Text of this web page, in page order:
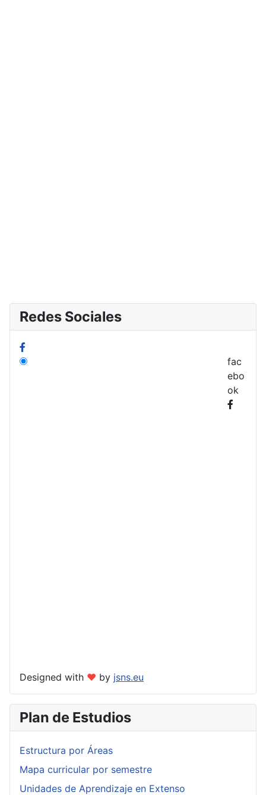
Redes Sociales
fac
ebo
ok
Designed with ❤ by jsns.eu
Plan de Estudios
Estructura por Áreas
Mapa curricular por semestre
Unidades de Aprendizaje en Extenso